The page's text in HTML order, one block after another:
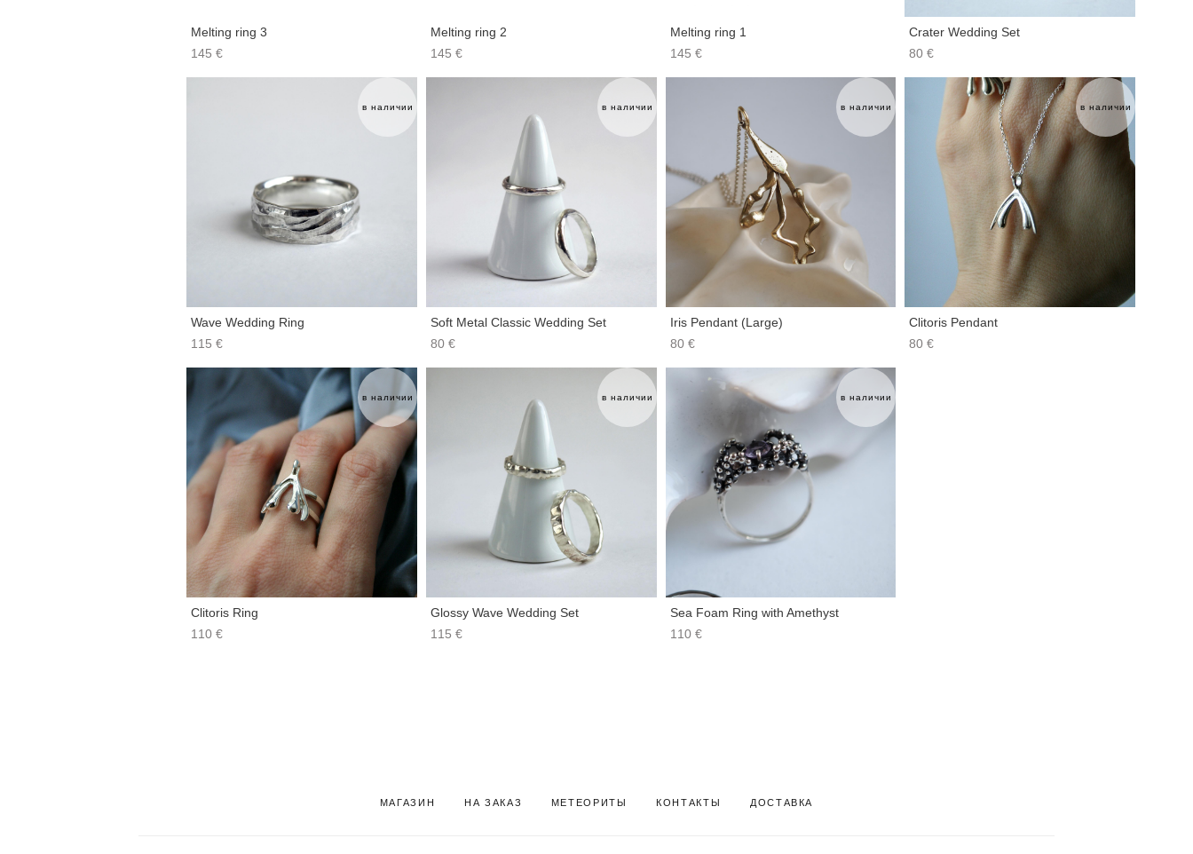
Melting ring 3
145 €
Melting ring 2
145 €
Melting ring 1
145 €
Crater Wedding Set
80 €
в наличии
Wave Wedding Ring
115 €
в наличии
Soft Metal Classic Wedding Set
80 €
в наличии
Iris Pendant (Large)
80 €
в наличии
Clitoris Pendant
80 €
в наличии
Clitoris Ring
110 €
в наличии
Glossy Wave Wedding Set
115 €
в наличии
Sea Foam Ring with Amethyst
110 €
МАГАЗИН НА ЗАКАЗ МЕТЕОРИТЫ КОНТАКТЫ ДОСТАВКА